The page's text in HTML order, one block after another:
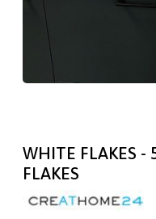
WHITE FLAKES -
FLAKES